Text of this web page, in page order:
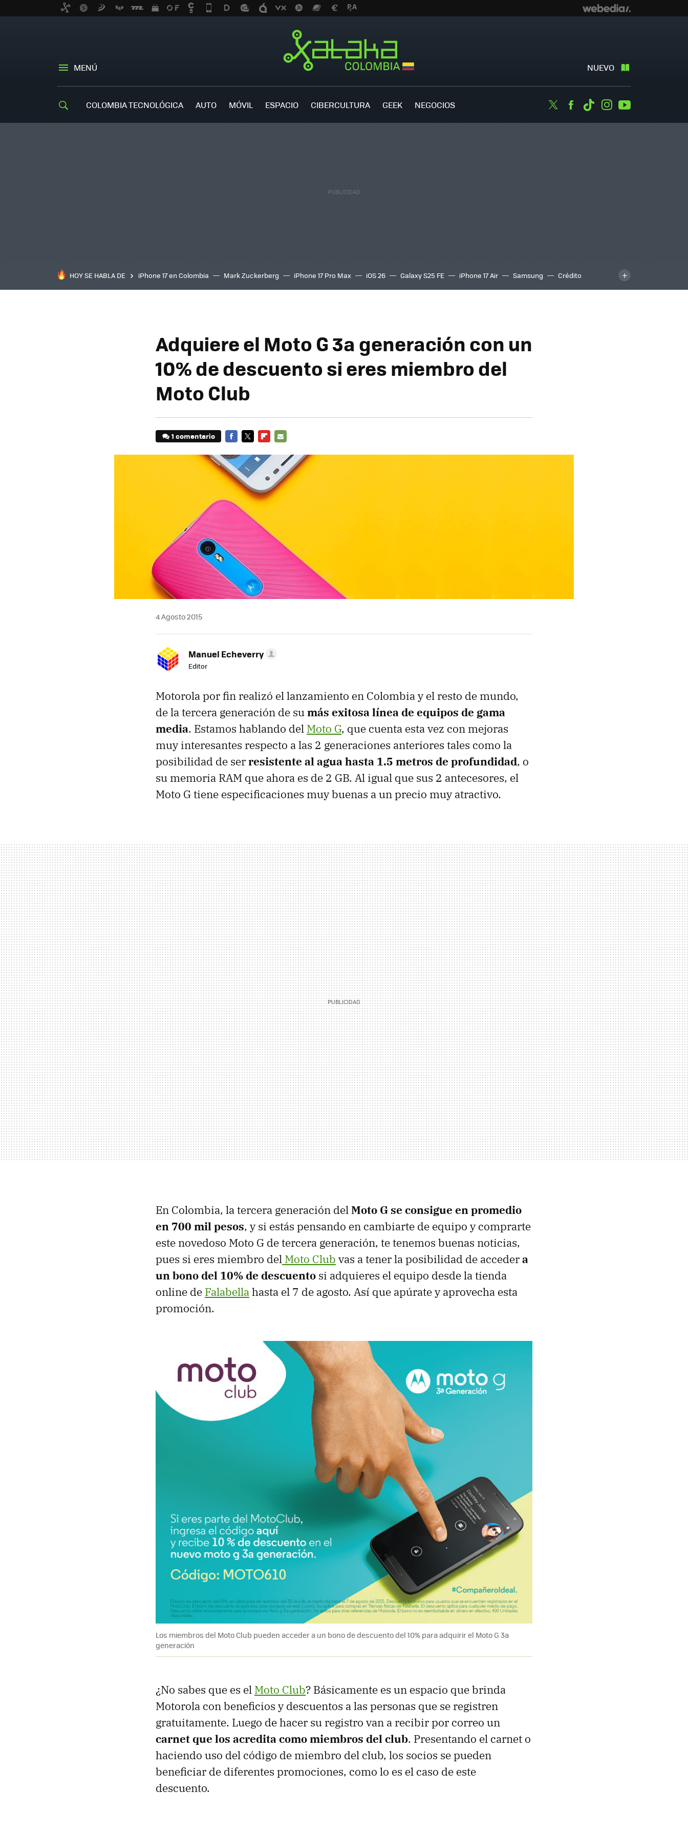
MENÚ NUEVO
COLOMBIA TECNOLÓGICA AUTO MÓVIL ESPACIO CIBERCULTURA GEEK NEGOCIOS TwitterFacebook
TiktokInstagram
HOY SE HABLA DE iPhone 17 en Colombia Mark Zuckerberg iPhone 17 Pro Max iOS 26 Galaxy S25 FE iPhone 17 Air Samsung
Crédito
inteligente
IA TCL C8K
Adquiere el Moto G 3a generación con un
10% de descuento si eres miembro del
Moto Club
1 comentario
MAIL
4 Agosto 2015
Manuel Echeverry
Editor
Motorola por fin realizó el lanzamiento en Colombia y el resto de mundo,
de la tercera generación de sumás exitosa línea de equipos de gama
media. Estamos hablando del Moto G, que cuenta esta vez con mejoras
muy interesantes respecto a las 2 generaciones anteriores tales como la
posibilidad de serresistente al agua hasta 1.5 metros de profundidad, o
su memoria RAM que ahora es de 2 GB. Al igual que sus 2 antecesores, el
Moto G tiene especificaciones muy buenas a un precio muy atractivo.
En Colombia, la tercera generación delMoto G se consigue en promedio
en 700 mil pesos, y si estás pensando en cambiarte de equipo y comprarte
este novedoso Moto G de tercera generación, te tenemos buenas noticias,
pues si eres miembro del Moto Club vas a tener la posibilidad de accedera
un bono del 10% de descuento si adquieres el equipo desde la tienda
online de Falabellahasta el 7 de agosto. Así que apúrate y aprovecha esta
promoción.
Los miembros del Moto Club pueden acceder a un bono de descuento del 10% para adquirir el Moto G 3a
generación
¿No sabes que es el Moto Club? Básicamente es un espacio que brinda
Motorola con beneficios y descuentos a las personas que se registren
gratuitamente. Luego de hacer su registro van a recibir por correo un
carnet que los acredita como miembros del club. Presentando el carnet o
haciendo uso del código de miembro del club, los socios se pueden
beneficiar de diferentes promociones, como lo es el caso de este
descuento.